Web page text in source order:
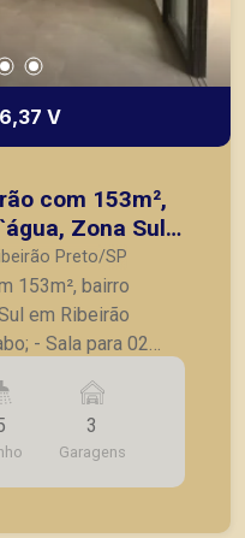
V
com 153m²,
Zona Sul
Preto/SP
153m², bairro
em Ribeirão
- Cozinha; -
- 03 vagas de
segurança, em
usados
3
Garagens